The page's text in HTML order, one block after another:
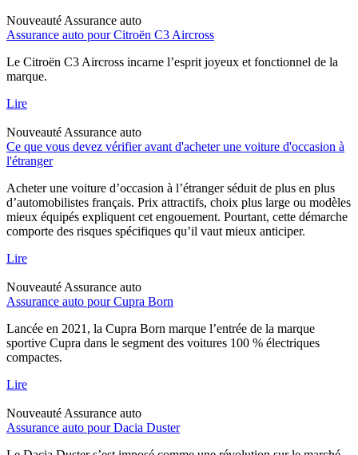
Nouveauté Assurance auto
Assurance auto pour Citroën C3 Aircross
Le Citroën C3 Aircross incarne l’esprit joyeux et fonctionnel de la
marque.
Lire
Nouveauté Assurance auto
Ce que vous devez vérifier avant d'acheter une voiture d'occasion à
l'étranger
Acheter une voiture d’occasion à l’étranger séduit de plus en plus
d’automobilistes français. Prix attractifs, choix plus large ou modèles
mieux équipés expliquent cet engouement. Pourtant, cette démarche
comporte des risques spécifiques qu’il vaut mieux anticiper.
Lire
Nouveauté Assurance auto
Assurance auto pour Cupra Born
Lancée en 2021, la Cupra Born marque l’entrée de la marque
sportive Cupra dans le segment des voitures 100 % électriques
compactes.
Lire
Nouveauté Assurance auto
Assurance auto pour Dacia Duster